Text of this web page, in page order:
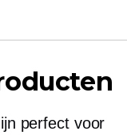
perfect voor